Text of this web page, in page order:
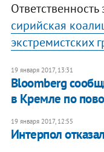
сирийская
экстремистских
19 января 2017, 13:31
Bloomberg
в Кремле по
19 января 2017, 12:55
Интерпол